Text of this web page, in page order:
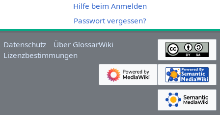
Hilfe beim Anmelden
Passwort vergessen?
Datenschutz
Über GlossarWiki
Lizenzbestimmungen